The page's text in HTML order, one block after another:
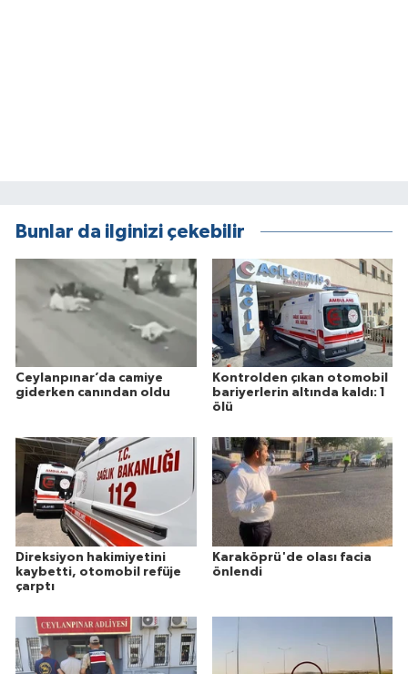
Bunlar da ilginizi çekebilir
Ceylanpınar’da camiye
giderken canından oldu
Kontrolden çıkan otomobil
bariyerlerin altında kaldı: 1
ölü
Direksiyon hakimiyetini
kaybetti, otomobil refüje
çarptı
Karaköprü'de olası facia
önlendi